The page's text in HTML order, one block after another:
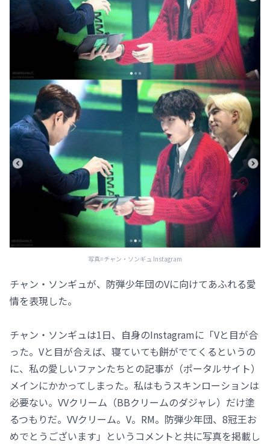
写真=チャン・ソンギュ Instagram
チャン・ソンギュが、防弾少年団のVに向けてあふれる愛
情を表現した。
チャン・ソンギュは1日、自身のInstagramに「Vと目が合
った。Vと目が合えば、寝ていても餅がでてくるというの
に、私の愛しいファンたちとの記事が（ポータルサイト）
メインにかかってしまった。私はもうスキンローションは
必要ない。VVクリーム（BBクリームのダジャレ）だけ塗
るつもりだ。VVクリーム。V。RM。防弾少年団、8冠王お
めでとうございます」というコメントと共に写真を掲載し